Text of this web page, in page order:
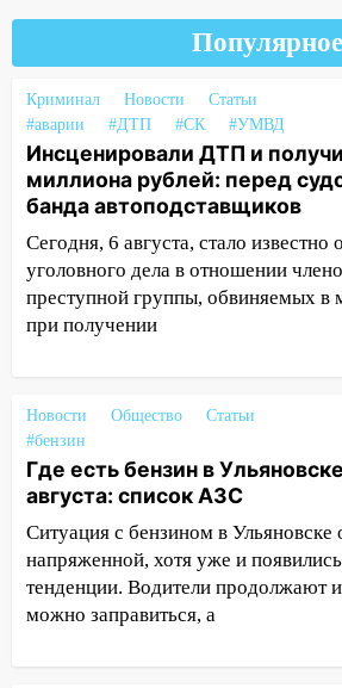
провернул хитрую схему
12:10
Ульяновский
120 тысяч долга
11:49 Снят режим
опасность» на территории
области
11:30
Кабмин РФ разрешил
2027 года импорт, выпуск
бензина Евро 2, Евро 3,
Соцсети: на
10:27
Где есть бензин в
днем 6 августа: список АЗС
10:16 Внимание! В
объявлена ракетная
10:00 В Старомайнском
51-летний мужчина
Популярное
Криминал Новости
Статьи
#аварии
#ДТП #СК #УМВД
Инсценировали ДТП и
миллиона рублей: перед
банда автоподставщиков
Сегодня, 6 августа, стало известно
уголовного дела в отношении
преступной группы, обвиняемых в
при получении
Новости Общество
Статьи
#бензин
Где есть бензин в
августа: список АЗС
Ситуация с бензином в Ульяновске
напряженной, хотя уже и
тенденции. Водители продолжают
можно заправиться, а